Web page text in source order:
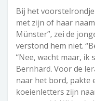
Bij het
met zijn of haar
Münster”, zei de
verstond hem niet.
“Nee, wacht maar, ik
Bernhard. Voor de
naar het bord, pakte
koeienletters zijn